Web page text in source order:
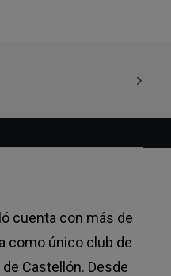
cuenta con más de
como único club de
Castellón. Desde